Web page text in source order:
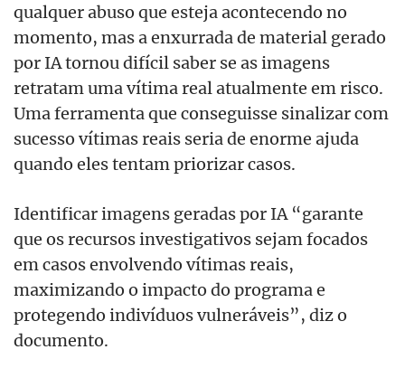
qualquer abuso que esteja acontecendo no
momento, mas a enxurrada de material gerado
por IA tornou difícil saber se as imagens
retratam uma vítima real atualmente em risco.
Uma ferramenta que conseguisse sinalizar com
sucesso vítimas reais seria de enorme ajuda
quando eles tentam priorizar casos.
Identificar imagens geradas por IA “garante
que os recursos investigativos sejam focados
em casos envolvendo vítimas reais,
maximizando o impacto do programa e
protegendo indivíduos vulneráveis”, diz o
documento.